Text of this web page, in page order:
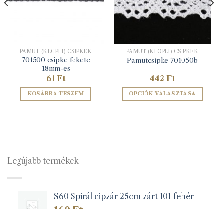
PAMUT (KLÖPLI) CSIPKÉK
701500 csipke fekete
18mm-es
61 Ft
KOSÁRBA TESZEM
PAMUT (KLÖPLI) CSIPKÉK
Pamutcsipke 701050b
442 Ft
OPCIÓK VÁLASZTÁSA
termékoldalon
Legújabb termékek
S60 Spirál cipzár 25cm zárt 101 fehér